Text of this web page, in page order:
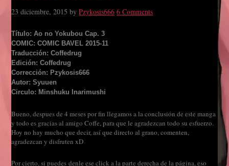
23 diciembre, 2015 byPzykosis666 6 Comments
Título: Ao no Yokubou Cap. 3
COMIC: COMIC BAVEL 2015-11
Traducción: Coffedrug
Edición: Coffedrug
Corrección: Pzykosis666
Autor: Syuuen
Circulo: Minshuku Inarimushi
Bueno, despues de 4 meses por fin llegamos a la conclusión de este manga
y todo es gracias al amigo Coffe, para que le agradezcan todo su esfuerzo.
Hoy no hay mucho que decir, así que directo al grano, comenten,
agradezcan y disfruten xD
Por cierto, si puedes denle ese click a la parte derecha de la página, eso